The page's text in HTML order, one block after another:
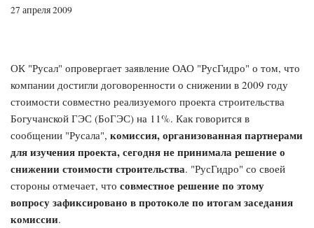
27 апреля 2009
ОК "Русал" опровергает заявление ОАО "РусГидро" о том, что
компании достигли договоренности о снижении в 2009 году
стоимости совместно реализуемого проекта строительства
Богучанской ГЭС (БоГЭС) на 11%. Как говорится в
сообщении "Русала", комиссия, организованная партнерами
для изучения проекта, сегодня не принимала решение о
снижении стоимости строительства. "РусГидро" со своей
стороны отмечает, что совместное решение по этому
вопросу зафиксировано в протоколе по итогам заседания
комиссии.